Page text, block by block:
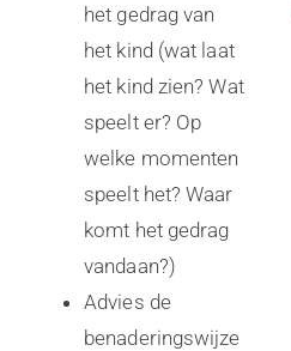
het gedrag van
het kind (wat laat
het kind zien? Wat
speelt er? Op
welke momenten
speelt het? Waar
komt het gedrag
vandaan?)
Advies de
benaderingswijze